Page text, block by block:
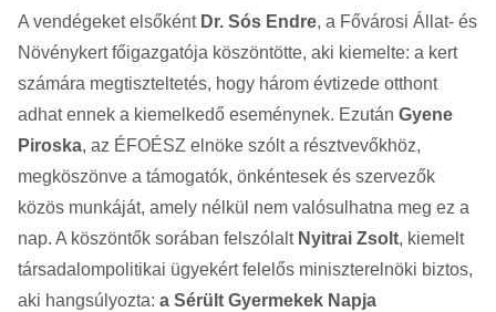
A vendégeket elsőként Dr. Sós Endre, a Fővárosi Állat- és
Növénykert főigazgatója köszöntötte, aki kiemelte: a kert
számára megtiszteltetés, hogy három évtizede otthont
adhat ennek a kiemelkedő eseménynek. Ezután Gyene
Piroska, az ÉFOÉSZ elnöke szólt a résztvevőkhöz,
megköszönve a támogatók, önkéntesek és szervezők
közös munkáját, amely nélkül nem valósulhatna meg ez a
nap. A köszöntők sorában felszólalt Nyitrai Zsolt, kiemelt
társadalompolitikai ügyekért felelős miniszterelnöki biztos,
aki hangsúlyozta: a Sérült Gyermekek Napja